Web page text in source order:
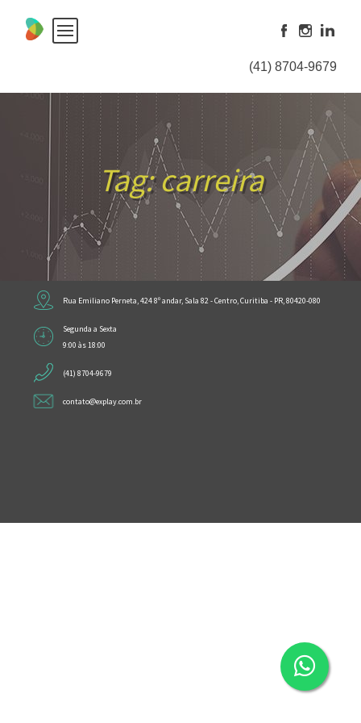
content
(41) 8704-9679
Tag:carreira
Rua Emiliano Perneta, 424 8º andar, Sala 82 - Centro, Curitiba - PR, 80420-080
Segunda a Sexta
9:00 às 18:00
(41) 8704-9679
contato@explay.com.br